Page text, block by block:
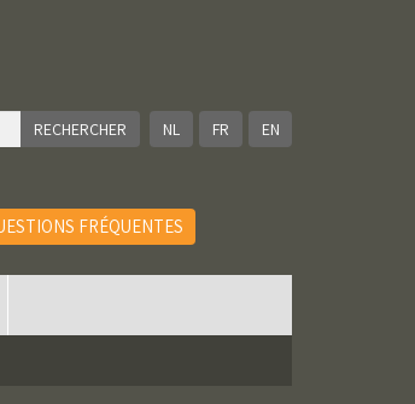
NL FR EN
FRÉQUENTES